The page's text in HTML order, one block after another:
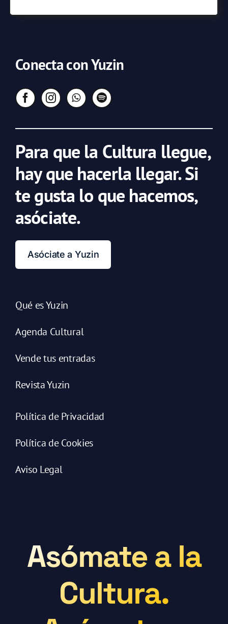
Conecta con Yuzin
Para que la Cultura llegue,
hay que hacerla llegar. Si
te gusta lo que hacemos,
asóciate.
Asóciate a Yuzin
Qué es Yuzin
Agenda Cultural
Vende tus entradas
Revista Yuzin
Política de Privacidad
Política de Cookies
Aviso Legal
Asómate a la
Cultura.